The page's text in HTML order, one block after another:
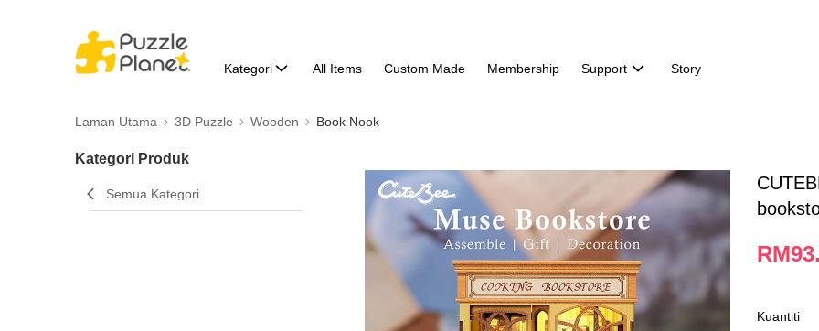
Kategori All Items Custom Made Membership Support Story
Laman Utama 3D Puzzle Wooden Book Nook
Kategori Produk
Semua Kategori
Kuantiti